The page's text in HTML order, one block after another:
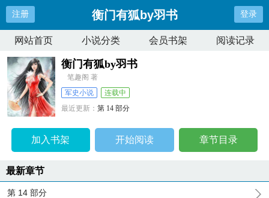
注册 衡门有狐by羽书 登录
网站首页 小说分类 会员书架 阅读记录
衡门有狐by羽书
笔趣阁 著
军史小说
连载中
最近更新：第 14 部分
加入书架 开始阅读 章节目录
最新章节
第 14 部分